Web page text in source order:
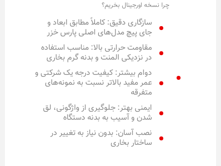
چرا نسخه اورجینال بخریم؟
سازگاری دقیق: کاملاً مطابق ابعاد و
جای پیچ مدل‌های اصلی پارس خزر
مقاومت حرارتی بالا: مناسب استفاده
در نزدیکی المنت و بدنه گرم بخاری
دوام بیشتر: کیفیت درجه یک شرکتی و
عمر مفید بالاتر نسبت به نمونه‌های
متفرقه
ایمنی بهتر: جلوگیری از واژگونی، لق
شدن و آسیب به بدنه دستگاه
نصب آسان: بدون نیاز به تغییر در
ساختار بخاری